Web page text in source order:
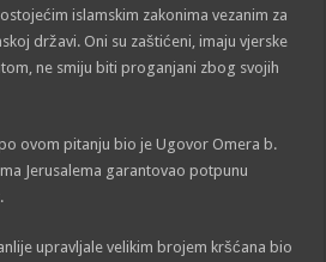
islamskim zakonima vezanim za
državi. Oni su zaštićeni, imaju vjerske
ne smiju biti proganjani zbog svojih
ovom pitanju bio je Ugovor Omera b.
Jerusalema garantovao potpunu
upravljale velikim brojem kršćana bio